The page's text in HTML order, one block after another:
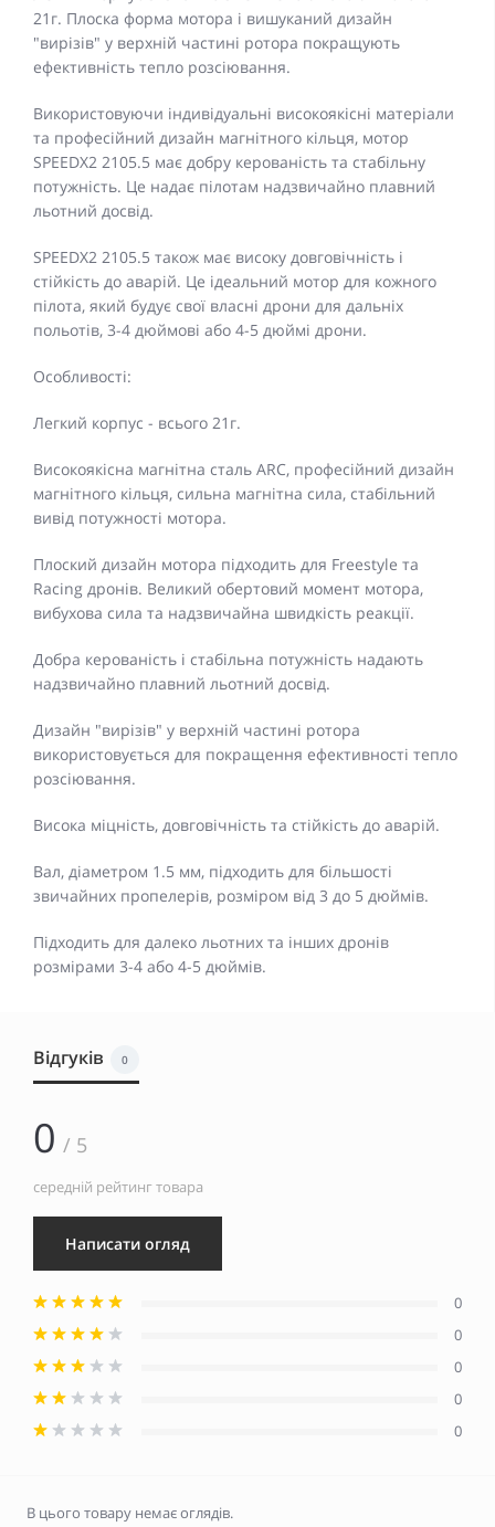
21г. Плоска форма мотора і вишуканий дизайн
"вирізів" у верхній частині ротора покращують
ефективність тепло розсіювання.
Використовуючи індивідуальні високоякісні матеріали
та професійний дизайн магнітного кільця, мотор
SPEEDX2 2105.5 має добру керованість та стабільну
потужність. Це надає пілотам надзвичайно плавний
льотний досвід.
SPEEDX2 2105.5 також має високу довговічність і
стійкість до аварій. Це ідеальний мотор для кожного
пілота, який будує свої власні дрони для дальніх
польотів, 3-4 дюймові або 4-5 дюймі дрони.
Особливості:
Легкий корпус - всього 21г.
Високоякісна магнітна сталь ARC, професійний дизайн
магнітного кільця, сильна магнітна сила, стабільний
вивід потужності мотора.
Плоский дизайн мотора підходить для Freestyle та
Racing дронів. Великий обертовий момент мотора,
вибухова сила та надзвичайна швидкість реакції.
Добра керованість і стабільна потужність надають
надзвичайно плавний льотний досвід.
Дизайн "вирізів" у верхній частині ротора
використовується для покращення ефективності тепло
розсіювання.
Висока міцність, довговічність та стійкість до аварій.
Вал, діаметром 1.5 мм, підходить для більшості
звичайних пропелерів, розміром від 3 до 5 дюймів.
Підходить для далеко льотних та інших дронів
розмірами 3-4 або 4-5 дюймів.
Відгуків 0
0 / 5
середній рейтинг товара
Написати огляд
0
0
0
0
0
В цього товару немає оглядів.